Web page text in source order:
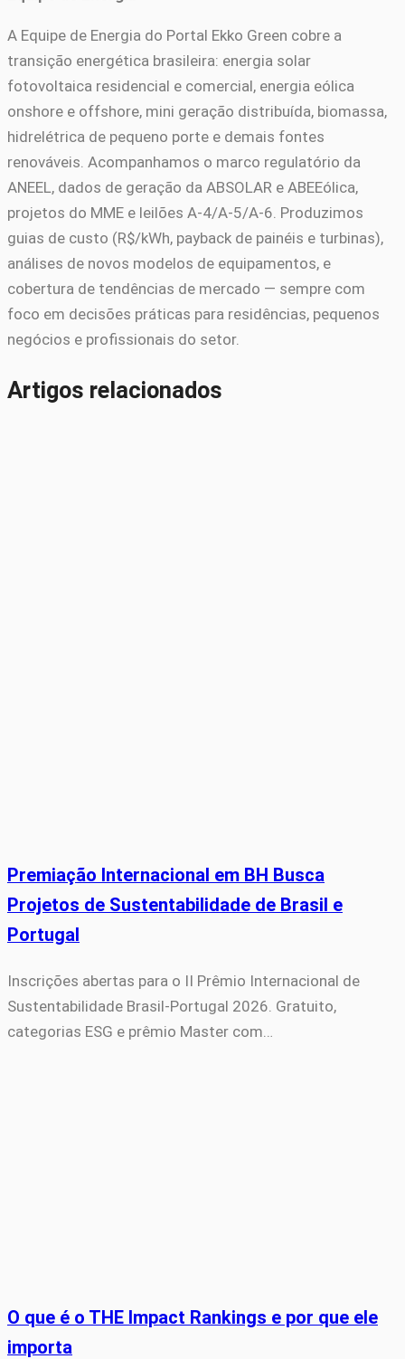
A Equipe de Energia do Portal Ekko Green cobre a
transição energética brasileira: energia solar
fotovoltaica residencial e comercial, energia eólica
onshore e offshore, mini geração distribuída, biomassa,
hidrelétrica de pequeno porte e demais fontes
renováveis. Acompanhamos o marco regulatório da
ANEEL, dados de geração da ABSOLAR e ABEEólica,
projetos do MME e leilões A-4/A-5/A-6. Produzimos
guias de custo (R$/kWh, payback de painéis e turbinas),
análises de novos modelos de equipamentos, e
cobertura de tendências de mercado — sempre com
foco em decisões práticas para residências, pequenos
negócios e profissionais do setor.
Artigos relacionados
Premiação Internacional em BH Busca
Projetos de Sustentabilidade de Brasil e
Portugal
Inscrições abertas para o II Prêmio Internacional de
Sustentabilidade Brasil-Portugal 2026. Gratuito,
categorias ESG e prêmio Master com…
O que é o THE Impact Rankings e por que ele
importa